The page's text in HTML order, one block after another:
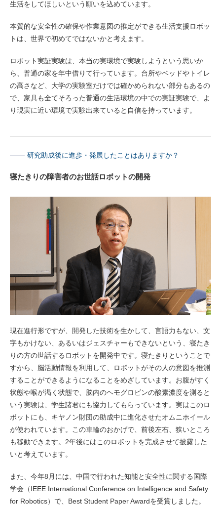
生活をしてほしいという願いを込めています。
本質的な安全性の確保や作業意図の推定ができる生活支援ロボッ
トは、世界で初めてではないかと考えます。
ロボット実証実験は、本当の実環境で実験しようという思いか
ら、普通の家を年中借りて行っています。台所やベッドやトイレ
の高さなど、大学の実験室だけでは確かめられない部分もあるの
で、家具も全てそろった普通の生活環境の中での実証実験で、よ
り現実に近い環境で実験出来ていると自信を持っています。
研究助成後に進歩・発展したことはありますか？
寝たきりの障害者のお世話ロボットの開発
現在進行形ですが、開発した技術を生かして、言語力もない、文
字もかけない、あるいはジェスチャーもできないという、寝たき
りの方の世話するロボットを開発中です。寝たきりということで
すから、脳活動情報を利用して、ロボットがその人の意図を推測
することができるようになることをめざしています。お腹がすく
状態や喉が渇く状態で、脳内のヘモグロビンの酸素濃度を測ると
いう実験は、学生諸君にも協力してもらっています。実はこのロ
ボットにも、キヤノン財団の助成中に進化させたオムニホイール
が使われています。この車輪のおかげで、前後左右、狭いところ
も移動できます。2年後にはこのロボットを完成させて披露した
いと考えています。
また、今年8月には、中国で行われた知能と安全性に関する国際
学会（IEEE International Conference on Intelligence and Safety
for Robotics）で、Best Student Paper Awardを受賞しました。